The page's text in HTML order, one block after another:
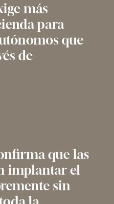
más
para
que
de
que las
implantar el
sin